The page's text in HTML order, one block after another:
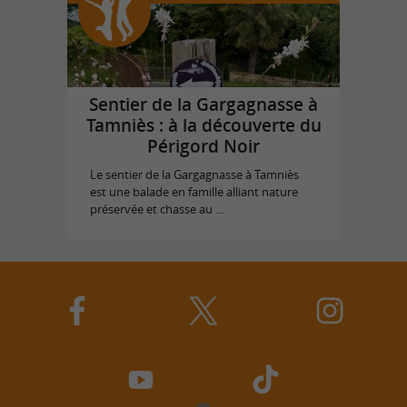
Sentier de la Gargagnasse à
Tamniès : à la découverte du
Périgord Noir
Le sentier de la Gargagnasse à Tamniès
est une balade en famille alliant nature
préservée et chasse au ...